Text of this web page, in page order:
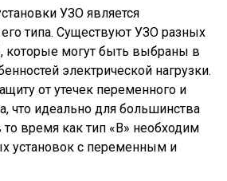
УЗО является
типа. Существуют УЗО разных
которые могут быть выбраны в
электрической нагрузки.
от утечек переменного и
что идеально для большинства
время как тип «B» необходим
установок с переменным и